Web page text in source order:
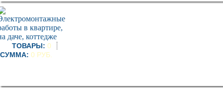
ТОВАРЫ: 0
СУММА: 0 РУБ.